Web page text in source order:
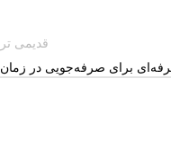
قدیمی تر
برای صرفه‌جویی در زمان